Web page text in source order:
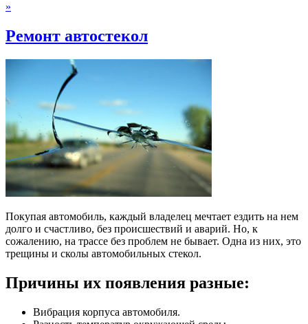
»
Ремонт автостекол
Покупая автомобиль, каждый владелец мечтает ездить на нем
долго и счастливо, без происшествий и аварий. Но, к
сожалению, на трассе без проблем не бывает. Одна из них, это
трещины и сколы автомобильных стекол.
Причины их появления разные:
Вибрация корпуса автомобиля.